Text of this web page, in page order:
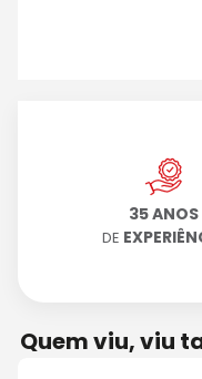
35 ANOS
DE
Quem viu, viu